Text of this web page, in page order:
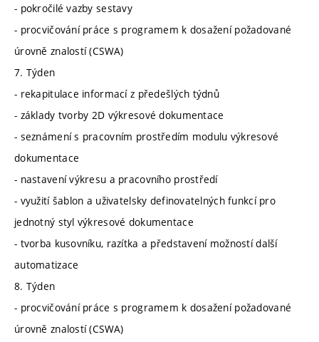
- pokročilé vazby sestavy
- procvičování práce s programem k dosažení požadované
úrovně znalostí (CSWA)
7. Týden
- rekapitulace informací z předešlých týdnů
- základy tvorby 2D výkresové dokumentace
- seznámení s pracovním prostředím modulu výkresové
dokumentace
- nastavení výkresu a pracovního prostředí
- využití šablon a uživatelsky definovatelných funkcí pro
jednotný styl výkresové dokumentace
- tvorba kusovníku, razítka a představení možností další
automatizace
8. Týden
- procvičování práce s programem k dosažení požadované
úrovně znalostí (CSWA)